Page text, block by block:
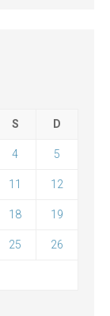
S D
4 5
11 12
18 19
25 26